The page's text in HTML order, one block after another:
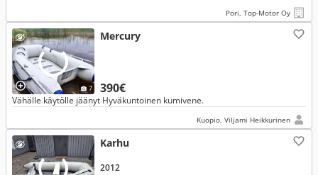
Pori, Top-Motor Oy
7
Mercury
390€
Vähälle käytölle jäänyt Hyväkuntoinen kumivene.
Kuopio, Viljami Heikkurinen
Karhu
2012